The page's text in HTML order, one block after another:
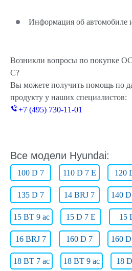
Информация об
Возникли вопросы по покупке
C?
Вы можете получить помощь по
продукту у наших специалистов:
+7 (495) 730-11-01
Все модели Hyundai:
100 D 7 110 D 7 E 120
135 D 7 14 BRJ 7 140
15 BT 9 ac 15 D 7 E 15
16 BRJ 7 160 D 7 160
18 BT 7 ac 18 BT 9 ac 18